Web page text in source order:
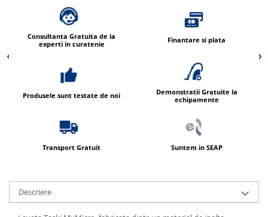
Consultanta Gratuita de la
experti in curatenie
Finantare si plata
Produsele sunt testate de noi
Demonstratii Gratuite la
echipamente
Transport Gratuit Suntem in SEAP
Descriere